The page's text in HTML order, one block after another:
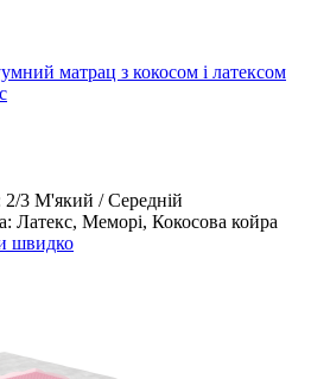
матрац з кокосом і латексом
2/3 М'який / Середній
Латекс, Меморі, Кокосова койра
швидко